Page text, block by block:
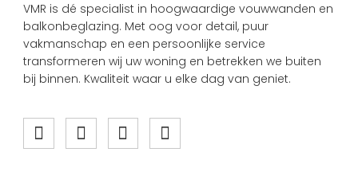
VMR is dé specialist in hoogwaardige vouwwanden en
balkonbeglazing. Met oog voor detail, puur
vakmanschap en een persoonlijke service
transformeren wij uw woning en betrekken we buiten
bij binnen. Kwaliteit waar u elke dag van geniet.